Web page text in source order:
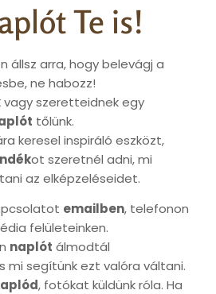
Te is!
állsz arra, hogy belevágj a
ne habozz!
vagy szeretteidnek egy
tőlünk.
keresel inspiráló eszközt,
ot szeretnél adni, mi
az elképzeléseidet.
emailben, telefonon
felületeinken.
naplót álmodtál
mi segítünk ezt valóra váltani.
, fotókat küldünk róla. Ha